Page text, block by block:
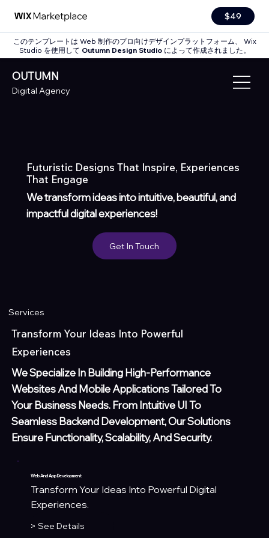
$49
このテンプレートは Web 制作のプロ向けデザインプラットフォーム、 Wix
Studio を使用して Outumn Design Studioによって作成されました。